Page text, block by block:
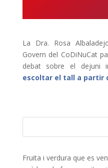
La Dra. Rosa
Govern del CoDiNuCat
debat sobre el dejuni
escoltar el tall a partir
Fruita i verdura que es